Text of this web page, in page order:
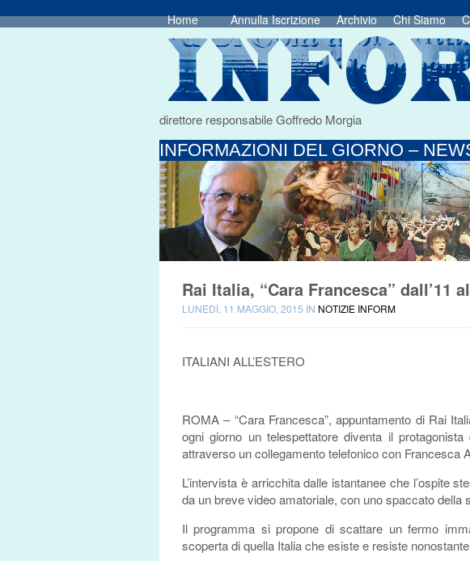
Home Annulla Iscrizione Archivio Chi Siamo
direttore responsabile Goffredo Morgia
INFORMAZIONI DEL GIORNO –
Rai Italia, “Cara Francesca” dall’11
LUNEDÌ, 11 MAGGIO, 2015 IN NOTIZIE INFORM
ITALIANI ALL’ESTERO
ROMA – “Cara Francesca”, appuntamento di Rai
ogni giorno un telespettatore diventa il
attraverso un collegamento telefonico con Francesca
L’intervista è arricchita dalle istantanee che l’ospite
da un breve video amatoriale, con uno spaccato della
Il programma si propone di scattare un fermo
scoperta di quella Italia che esiste e resiste